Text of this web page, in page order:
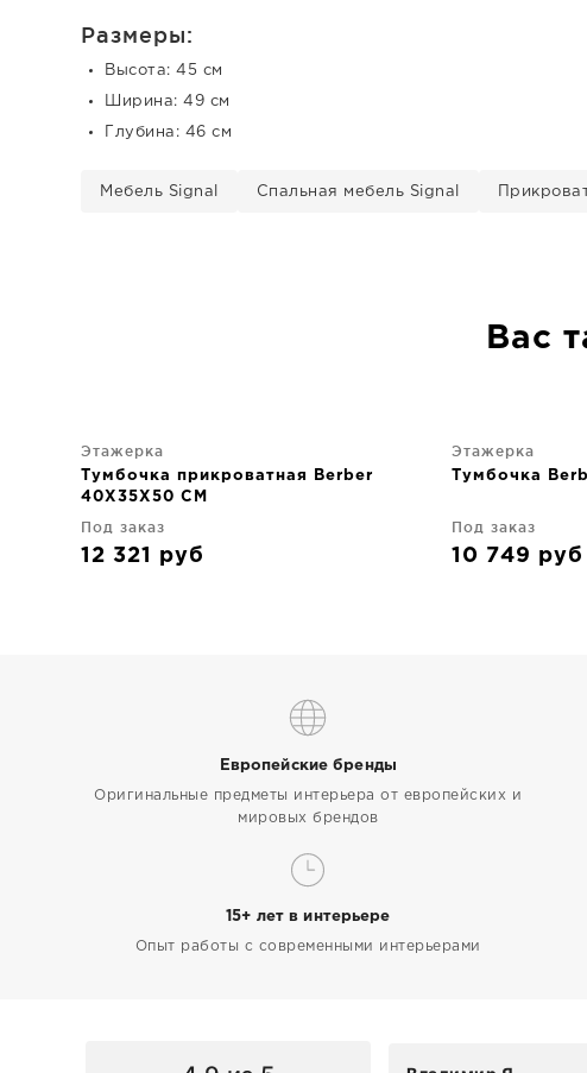
Размеры:
Высота: 45 см
Ширина: 49 см
Глубина: 46 см
Мебель Signal Спальная мебель Signal
Вас
Этажерка
Тумбочка прикроватная Berber
40X35X50 CM
Под заказ
12 321 руб
Этажерка
Тумбочка
Под заказ
10 749 руб
Европейские бренды
Оригинальные предметы интерьера от европейских и
мировых брендов
15+ лет в интерьере
Опыт работы с современными интерьерами